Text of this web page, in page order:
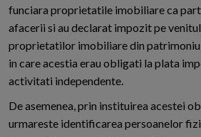
funciara proprietatile imobiliare ca
afacerii si au declarat impozit pe
proprietatilor imobiliare din
in care acestia erau obligati la plata
activitati independente.
De asemenea, prin instituirea acestei
urmareste identificarea persoanelor